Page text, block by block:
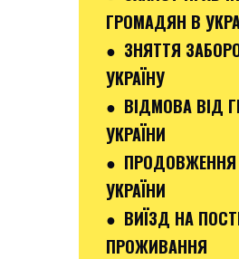
ГРОМАДЯН В
● ЗНЯТТЯ
УКРАЇНУ
● ВІДМОВА ВІД
УКРАЇНИ
● ПРОДОВЖЕННЯ
УКРАЇНИ
● ВИЇЗД НА
ПРОЖИВАННЯ